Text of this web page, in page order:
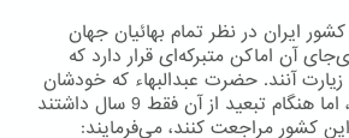
ایران در نظر تمام بهائیان جهان
آن اماكن متبركه‌ای قرار دارد كه
زیارت آنند. حضرت عبدالبهاء كه خودشان
در ایران متولد شدند، اما هنگام تبعید از آن فقط 9 سال داشتند
كشور مراجعت كنند، می‌فرمایند: